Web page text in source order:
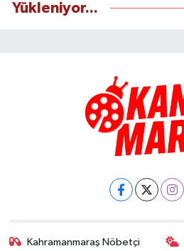
Yükleniyor...
Kahramanmaraş Nöbetçi